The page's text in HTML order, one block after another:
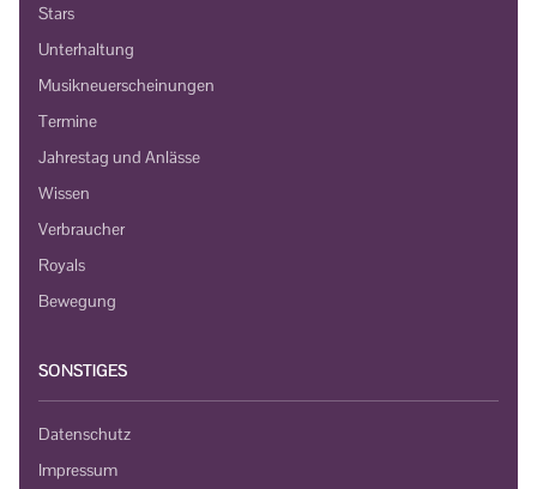
Stars
Unterhaltung
Musikneuerscheinungen
Termine
Jahrestag und Anlässe
Wissen
Verbraucher
Royals
Bewegung
SONSTIGES
Datenschutz
Impressum